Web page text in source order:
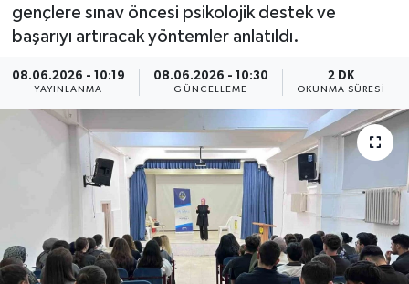
gençlere sınav öncesi psikolojik destek ve
başarıyı artıracak yöntemler anlatıldı.
08.06.2026 - 10:19
YAYINLANMA
08.06.2026 - 10:30
GÜNCELLEME
2 DK
OKUNMA SÜRESI
Canlı Maç
Dış Haberler
Dünya
EĞİTİM
EKONOMİ